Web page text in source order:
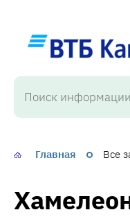
WordPress
Главная Все